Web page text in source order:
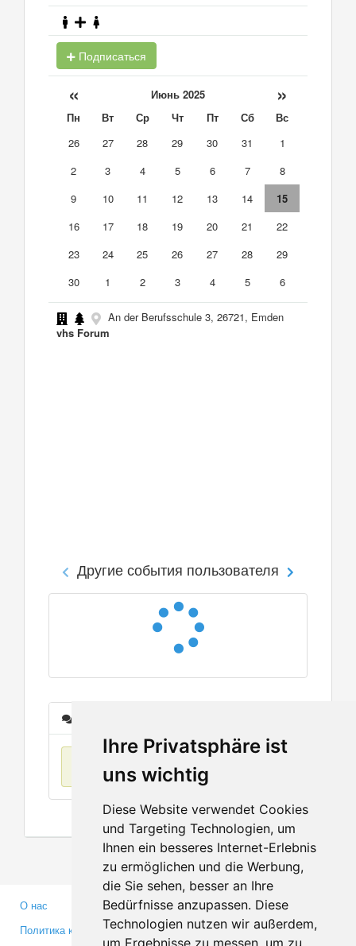
Ihre Privatsphäre ist
uns wichtig
Diese Website verwendet Cookies
und Targeting Technologien, um
Ihnen ein besseres Internet-Erlebnis
zu ermöglichen und die Werbung,
die Sie sehen, besser an Ihre
Bedürfnisse anzupassen. Diese
Technologien nutzen wir außerdem,
um Ergebnisse zu messen, um zu
Подписаться
« Июнь 2025 »
Пн Вт Ср Чт Пт Сб
Вс
26
27 28 29 30 31
1
2
3 4 5 6 7
8
9
10 11 12 13 14
15
16
17 18 19 20 21
22
23
24 25 26 27 28
29
30
1 2 3 4 5 6
An der Berufsschule 3, 26721, Emden
vhs Forum
Другие события пользователя
О нас
Политика конфиденциальности
Партнерам
Инвесторам